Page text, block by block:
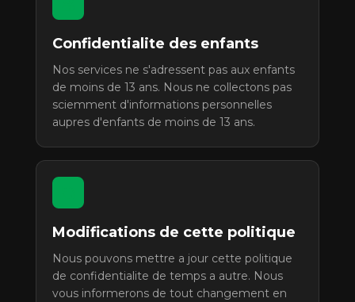
Confidentialite des enfants
Nos services ne s'adressent pas aux enfants
de moins de 13 ans. Nous ne collectons pas
sciemment d'informations personnelles
aupres d'enfants de moins de 13 ans.
Modifications de cette politique
Nous pouvons mettre a jour cette politique
de confidentialite de temps a autre. Nous
vous informerons de tout changement en